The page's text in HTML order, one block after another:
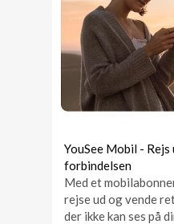
YouSee Mobil - Rejs
forbindelsen
Med et
rejse ud og vende
der ikke kan ses på